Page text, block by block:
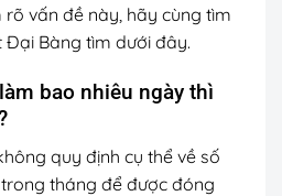
rõ vấn đề này, hãy cùng tìm
Đại Bàng tìm dưới đây.
bao nhiêu ngày thì
quy định cụ thể về số
tháng để được đóng